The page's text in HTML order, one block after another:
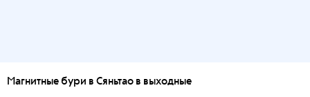
Магнитные бури в Сяньтао в выходные